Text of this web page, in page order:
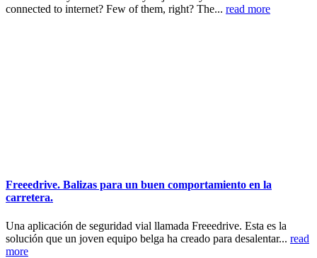
connected to internet? Few of them, right? The... read more
Freeedrive. Balizas para un buen comportamiento en la
carretera.
Una aplicación de seguridad vial llamada Freeedrive. Esta es la
solución que un joven equipo belga ha creado para desalentar... read
more